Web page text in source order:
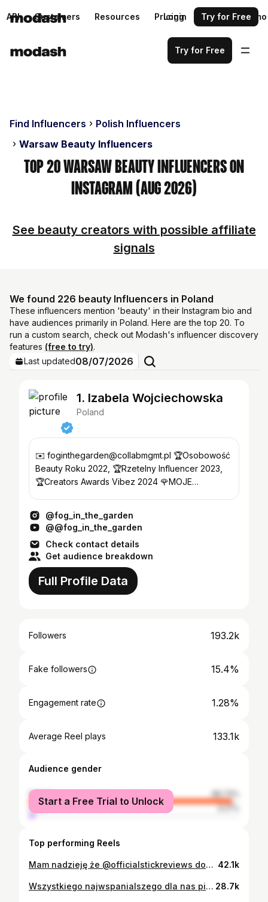
API Customers Resources Pricing Request a demo
Login Try for Free
Try for Free
Find Influencers
Polish Influencers
Warsaw Beauty Influencers
Top 20 Warsaw Beauty Influencers on
Instagram (Aug 2026)
See beauty creators with possible affiliate
signals
We found 226 beauty Influencers in Poland
These influencers mention 'beauty' in their Instagram bio and
have audiences primarily in Poland. Here are the top 20. To
run a custom search, check out Modash's influencer discovery
features (free to try).
Last updated08/07/2026
1. Izabela Wojciechowska
Poland
✉️ foginthegarden@collabmgmt.pl 🏆Osobowość
Beauty Roku 2022, 🏆Rzetelny Influencer 2023,
🏆Creators Awards Vibez 2024 🌹MOJE
@fog_in_the_garden
@@fog_in_the_garden
Check contact details
Get audience breakdown
Full Profile Data
Followers 193.2k
Fake followers 15.4%
Engagement rate 1.28%
Average Reel plays 133.1k
Audience gender
female
96.73%
male
3.27%
Start a Free Trial to Unlock
Top performing Reels
Mam nadzieję że @officialstickreviews doceni to niesamowite znalezisko z włoskiej plaży 🥹🖤 pomożecie? Marzyłam o tym od dwóch lat, żeby wreszcie znaleźć patyk godny zgłoszenia się! I hope @officialstickreviews appreciates this amazing find from an Italian beach 🥹🖤 Can you help? I’ve been dreaming about this for two years, to finally find a stick worthy of posting! Hello stick nation 🖤 #sticknation #officialstickreviews 42.1k
Wszystkiego najwspanialszego dla nas piękne Panie 🖤✨ W dniu naszego święta pamiętajmy by być dla siebie łaskawsze. Bo i tak mamy ciężko. Więc nie dokładajmy same sobie. Przytulamy Was wszystkie 😚 📷 foty zrobiła @eloninja ⚔️ kolczuga @don_chain_key ✨ naszyjnik @blood_trail_chains #medievalcore #medievalaesthetic #alternativephotography 28.7k